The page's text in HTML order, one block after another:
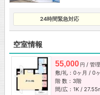
24時間緊急対応
空室情報
55,000 円 / 管
敷/礼：0ヶ月 / 0
階 数：3階
間/広：1K /